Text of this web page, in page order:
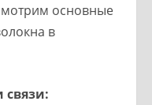
основные
в